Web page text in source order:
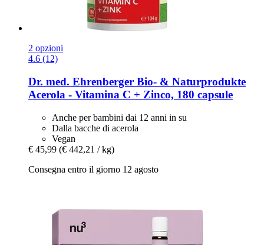
2 opzioni
4.6 (12)
Dr. med. Ehrenberger Bio- & Naturprodukte
Acerola -​ Vitamina C + Zinco, 180 capsule
Anche per bambini dai 12 anni in su
Dalla bacche di acerola
Vegan
€ 45,99 (€ 442,21 / kg)
Consegna entro il giorno 12 agosto